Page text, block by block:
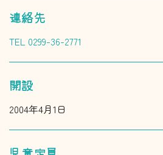
連絡先
TEL 0299-36-2771
開設
2004年4月1日